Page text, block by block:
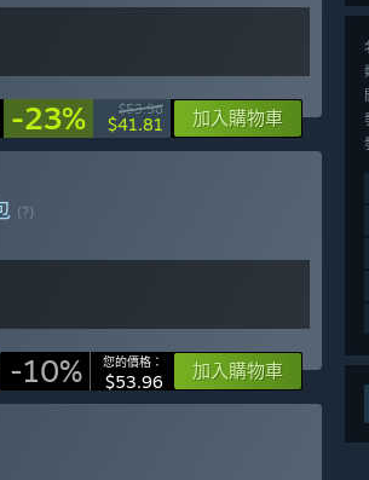
-23% $53.96
$41.81 加入購物車
(?)
-10% 您的價格：
$53.96 加入購物車